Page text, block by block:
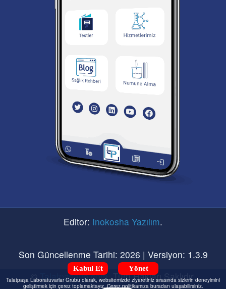
Talatpaşa Laboratuvarlar Grubu olarak, websitemizde ziyaretiniz sırasında sizlerin deneyimini
geliştirmek için çerez toplamaktayız. Çerez politikamıza buradan ulaşabilirsiniz.
Yönet
Kabul Et
Editor: Inokosha Yazılım.
Son Güncellenme Tarihi: 2026 | Versiyon: 1.3.9
©Talatpasatip.com. Tüm Hakları Saklıdır.